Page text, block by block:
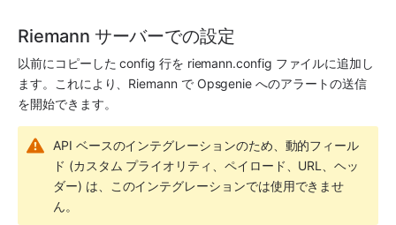
Riemann サーバーでの設定
以前にコピーした config 行を riemann.config ファイルに追加し
ます。これにより、 Riemann で Opsgenie へのアラートの送信
を開始できます。
API ベースのインテグレーションのため、動的フィール
ド (カスタム プライオリティ、ペイロード、URL、ヘッ
ダー) は、このインテグレーションでは使用できませ
ん。